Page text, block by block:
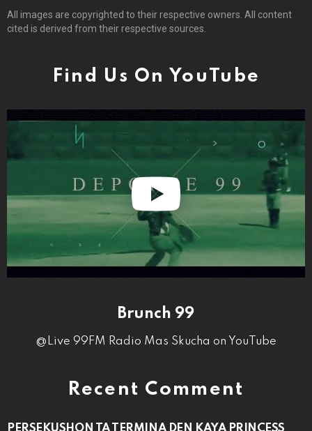
All images are copyrighted to their respective owners. All content
cited is derived from their respective sources.
Find Us On YouTube
Brunch 99
@Live 99FM Radio Mas Skucha on YouTube
Recent Comment
PERSEKUSHON TA TERMINA DEN KAYA PRINCESS